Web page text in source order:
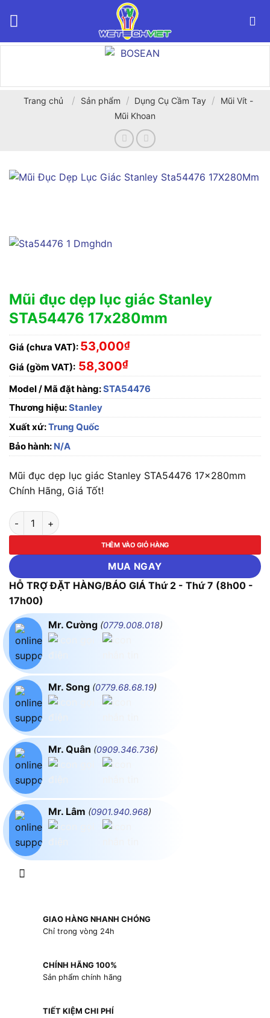
Trang chủ / Sản phẩm / Dụng Cụ Cầm Tay /
Mũi Vít -
Mũi Khoan
Mũi đục dẹp lục giác Stanley
STA54476 17x280mm
Giá (chưa VAT): 53,000₫
Giá (gồm VAT): 58,300₫
Model / Mã đặt hàng:STA54476
Thương hiệu:Stanley
Xuất xứ:Trung Quốc
Bảo hành: N/A
Mũi đục dẹp lục giác Stanley STA54476 17x280mm
Chính Hãng, Giá Tốt!
Mũi đục dẹp lục giác Stanley STA54476 17x280mm số lượng
THÊM VÀO GIỎ HÀNG
MUA NGAY
HỖ TRỢ ĐẶT HÀNG/BÁO GIÁ Thứ 2 - Thứ 7 (8h00 -
17h00)
Mr. Cường (0779.008.018)
Mr. Song (0779.68.68.19)
Mr. Quân (0909.346.736)
Mr. Lâm (0901.940.968)
GIAO HÀNG NHANH CHÓNG
Chỉ trong vòng 24h
CHÍNH HÃNG 100%
Sản phẩm chính hãng
TIẾT KIỆM CHI PHÍ